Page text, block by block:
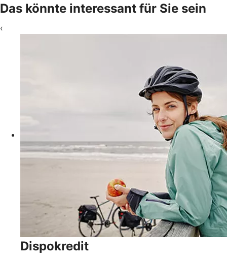
Das könnte interessant für Sie sein
‹
Dispokredit